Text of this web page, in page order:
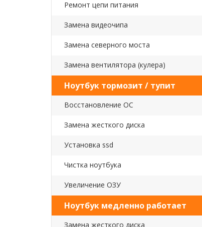
Ремонт цепи питания
Замена видеочипа
Замена северного моста
Замена вентилятора (кулера)
Ноутбук тормозит / тупит
Восстановление ОС
Замена жесткого диска
Установка ssd
Чистка ноутбука
Увеличение ОЗУ
Ноутбук медленно работает
Замена жесткого диска